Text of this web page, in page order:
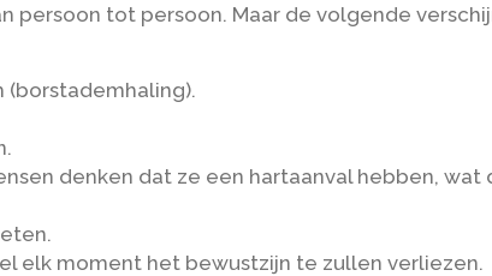
persoon tot persoon. Maar de volgende
denken dat ze een hartaanval hebben,
elk moment het bewustzijn te zullen verliezen.